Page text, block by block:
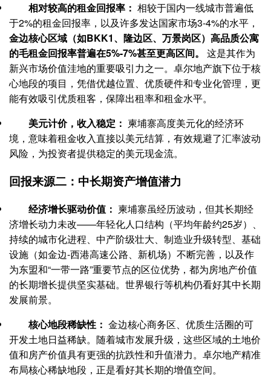
相对较高的租金回报率： 相较于国内一线城市普遍低
于2%的租金回报率，以及许多发达国家市场3-4%的水平，
金边核心区域（如BKK1、隆边区、万景岗区）高品质公寓
的毛租金回报率普遍在5%-7%甚至更高区间。
这是其作为
新兴市场价值洼地的重要吸引力之一。卓尔地产旗下位于核
心地段的项目，凭借优越位置、优质硬件和专业化管理，更
能有效吸引优质租客，保障出租率和租金水平。
美元计价，收入稳定： 柬埔寨高度美元化的经济环
境，意味着租金收入直接以美元结算，有效规避了汇率波动
风险，为投资者提供稳定的美元现金流。
回报来源二：中长期资产增值潜力
经济增长驱动价值： 柬埔寨虽经历波动，但其长期经
济增长动力未改——年轻化人口结构（平均年龄约25岁）、
持续的城市化进程、中产阶级壮大、制造业升级转型、基础
设施（如金边-西港高速公路、新机场）不断完善，以及作
为东盟和“一带一路”重要节点的区位优势，都为房地产价值
的长期增长提供坚实基础。世界银行等机构仍看好其中长期
发展前景。
核心地段稀缺性： 金边核心商务区、优质生活圈的可
开发土地日益稀缺。随着城市发展升级，这些区域的土地价
值和房产价值具有更强的抗跌性和升值潜力。卓尔地产精准
布局核心稀缺地段，正是看好其长期的增值空间。